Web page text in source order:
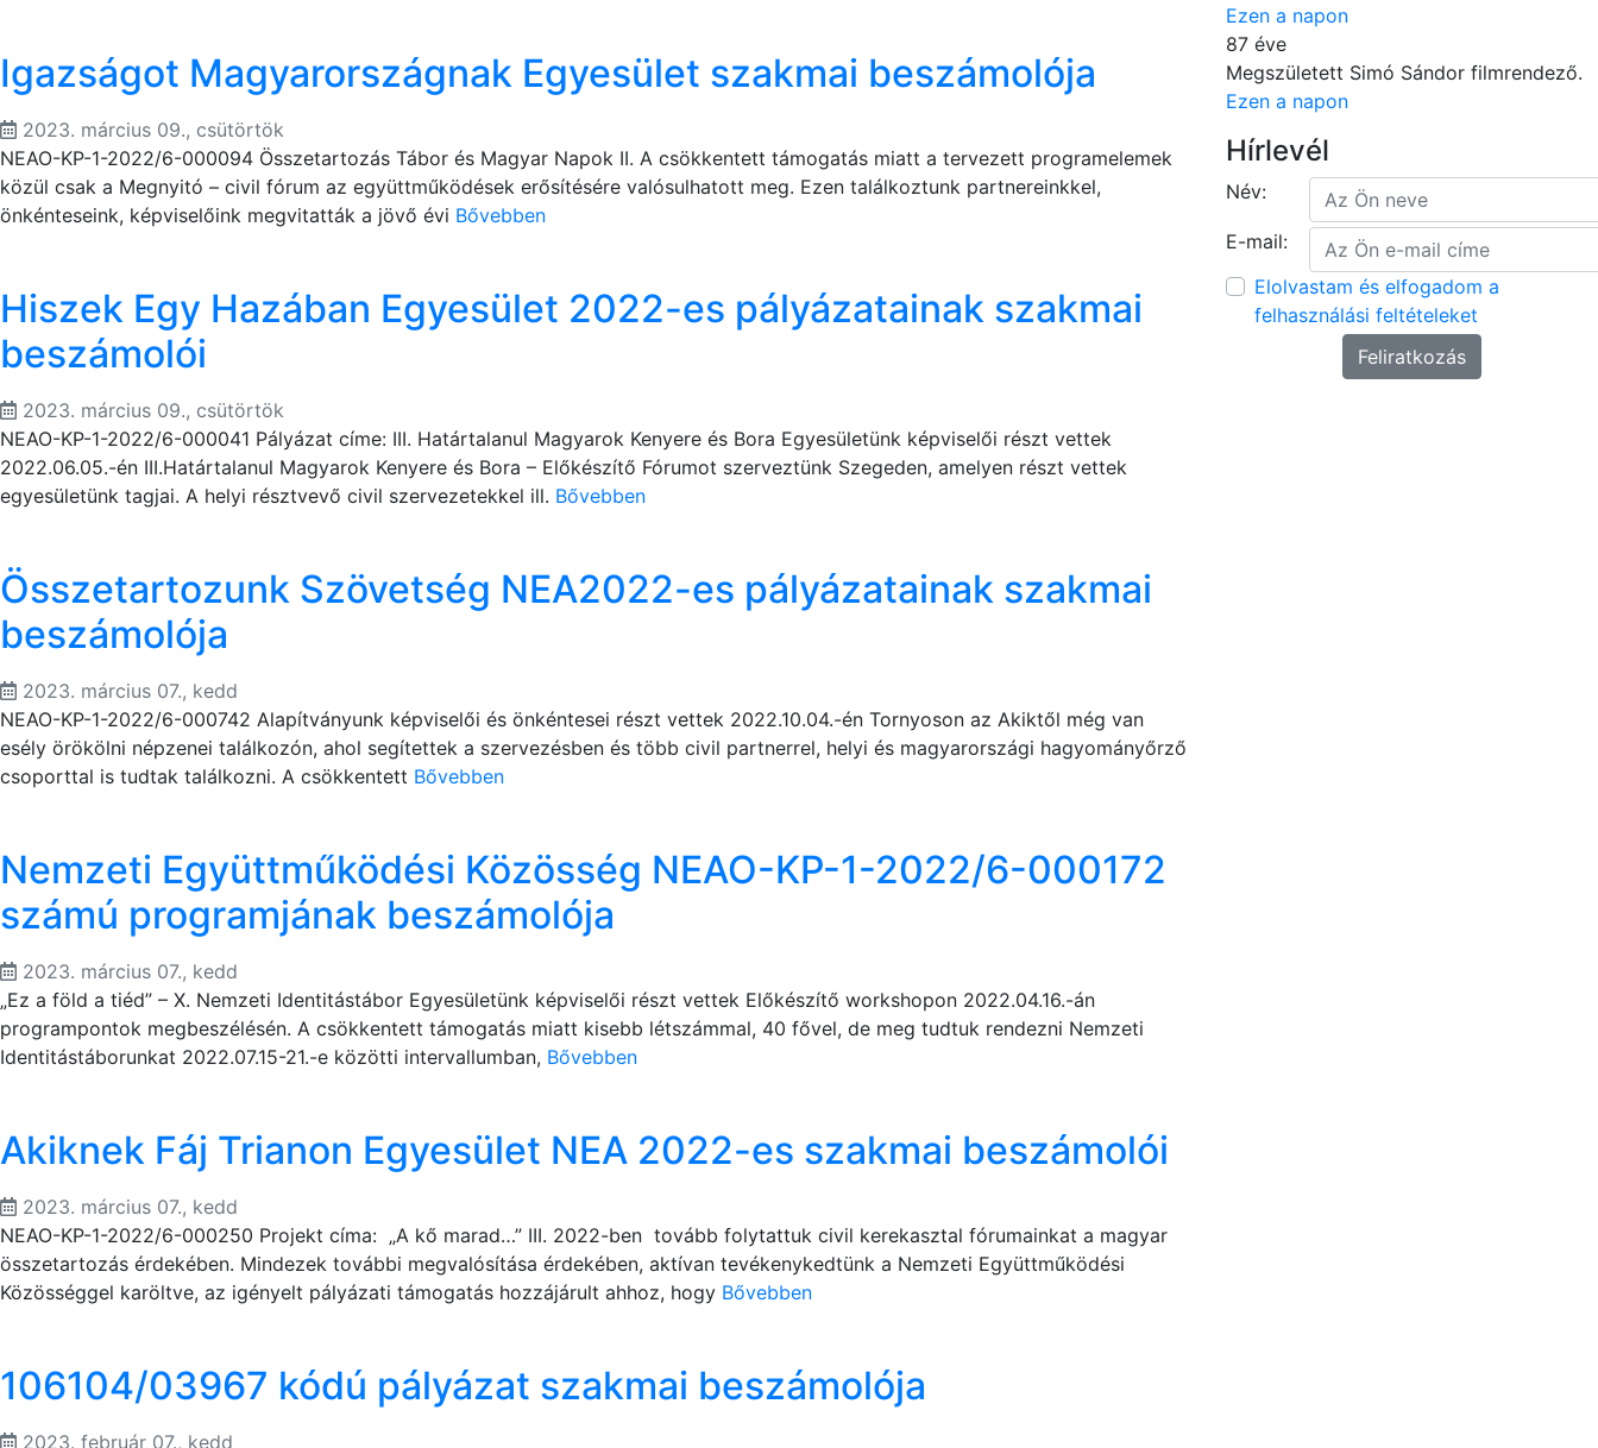
Igazságot Magyarországnak Egyesület szakmai beszámolója
2023. március 09., csütörtök
NEAO-KP-1-2022/6-000094 Összetartozás Tábor és Magyar Napok II. A csökkentett támogatás miatt a tervezett programelemek
közül csak a Megnyitó – civil fórum az együttműködések erősítésére valósulhatott meg. Ezen találkoztunk partnereinkkel,
önkénteseink, képviselőink megvitatták a jövő évi Bővebben
Hiszek Egy Hazában Egyesület 2022-es pályázatainak szakmai
beszámolói
2023. március 09., csütörtök
NEAO-KP-1-2022/6-000041 Pályázat címe: III. Határtalanul Magyarok Kenyere és Bora Egyesületünk képviselői részt vettek
2022.06.05.-én III.Határtalanul Magyarok Kenyere és Bora – Előkészítő Fórumot szerveztünk Szegeden, amelyen részt vettek
egyesületünk tagjai. A helyi résztvevő civil szervezetekkel ill. Bővebben
Összetartozunk Szövetség NEA2022-es pályázatainak szakmai
beszámolója
2023. március 07., kedd
NEAO-KP-1-2022/6-000742 Alapítványunk képviselői és önkéntesei részt vettek 2022.10.04.-én Tornyoson az Akiktől még van
esély örökölni népzenei találkozón, ahol segítettek a szervezésben és több civil partnerrel, helyi és magyarországi hagyományőrző
csoporttal is tudtak találkozni. A csökkentett Bővebben
Nemzeti Együttműködési Közösség NEAO-KP-1-2022/6-000172
számú programjának beszámolója
2023. március 07., kedd
„Ez a föld a tiéd” – X. Nemzeti Identitástábor Egyesületünk képviselői részt vettek Előkészítő workshopon 2022.04.16.-án
programpontok megbeszélésén. A csökkentett támogatás miatt kisebb létszámmal, 40 fővel, de meg tudtuk rendezni Nemzeti
Identitástáborunkat 2022.07.15-21.-e közötti intervallumban, Bővebben
Akiknek Fáj Trianon Egyesület NEA 2022-es szakmai beszámolói
2023. március 07., kedd
NEAO-KP-1-2022/6-000250 Projekt címa: „A kő marad…” III. 2022-ben tovább folytattuk civil kerekasztal fórumainkat a magyar
összetartozás érdekében. Mindezek további megvalósítása érdekében, aktívan tevékenykedtünk a Nemzeti Együttműködési
Közösséggel karöltve, az igényelt pályázati támogatás hozzájárult ahhoz, hogy Bővebben
106104/03967 kódú pályázat szakmai beszámolója
2023. február 07., kedd
Ezen a napon
87 éve
Megszületett Simó Sándor filmrendező.
Ezen a napon
Hírlevél
Név:
E-mail:
Elolvastam és elfogadom a
felhasználási feltételeket